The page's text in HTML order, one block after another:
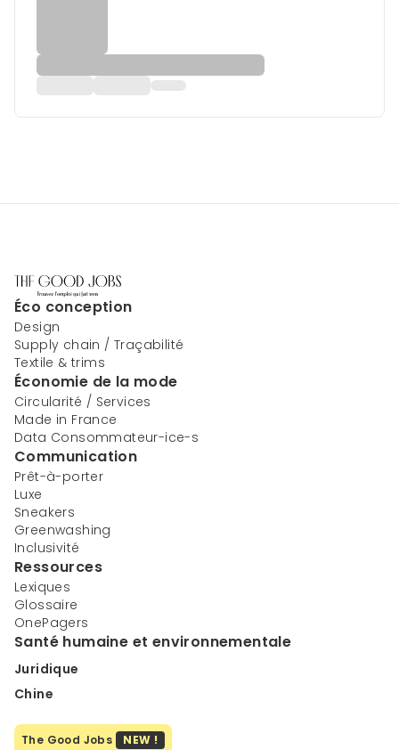
Éco conception
Design
Supply chain / Traçabilité
Textile & trims
Économie de la mode
Circularité / Services
Made in France
Data Consommateur-ice-s
Communication
Prêt-à-porter
Luxe
Sneakers
Greenwashing
Inclusivité
Ressources
Lexiques
Glossaire
OnePagers
Santé humaine et environnementale
Juridique
Chine
The Good Jobs NEW !